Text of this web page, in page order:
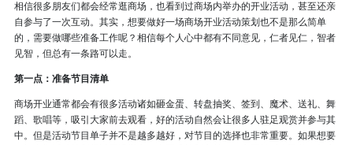
相信很多朋友们都会经常逛商场，也看到过商场内举办的开业活动，甚至还亲
自参与了一次互动。其实，想要做好一场商场开业活动策划也不是那么简单
的，需要做哪些准备工作呢？相信每个人心中都有不同意见，仁者见仁，智者
见智，但总有一条路可以走。
第一点：准备节目清单
商场开业通常都会有很多活动诸如砸金蛋、转盘抽奖、签到、魔术、送礼、舞
蹈、歌唱等，吸引大家前去观看，好的活动自然会让很多人驻足观赏并参与其
中。但是活动节目单子并不是越多越好，对节目的选择也非常重要。如果想要